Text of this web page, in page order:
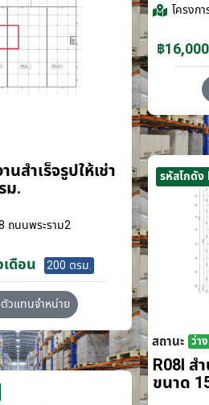
โครงกา
฿
สำเร็จรูปให้เช่า
ม.
ถนนพระราม2
ดือน 200 ตรม.
วแทนจำหน่าย
รหัสโกดัง
สถานะ ว่าง
R08I ส
ขนาด